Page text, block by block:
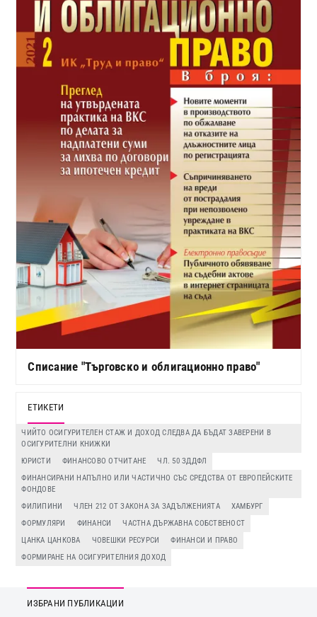
Списание "Търговско и облигационно право"
ЕТИКЕТИ
ЧИЙТО ОСИГУРИТЕЛЕН СТАЖ И ДОХОД СЛЕДВА ДА БЪДАТ ЗАВЕРЕНИ В
ОСИГУРИТЕЛНИ КНИЖКИ
ЮРИСТИ
ФИНАНСОВО ОТЧИТАНЕ
ЧЛ. 50 ЗДДФЛ
ФИНАНСИРАНИ НАПЪЛНО ИЛИ ЧАСТИЧНО СЪС СРЕДСТВА ОТ ЕВРОПЕЙСКИТЕ
ФОНДОВЕ
ФИЛИПИНИ
ЧЛЕН 212 ОТ ЗАКОНА ЗА ЗАДЪЛЖЕНИЯТА
ХАМБУРГ
ФОРМУЛЯРИ
ФИНАНСИ
ЧАСТНА ДЪРЖАВНА СОБСТВЕНОСТ
ЦАНКА ЦАНКОВА
ЧОВЕШКИ РЕСУРСИ
ФИНАНСИ И ПРАВО
ФОРМИРАНЕ НА ОСИГУРИТЕЛНИЯ ДОХОД
ИЗБРАНИ ПУБЛИКАЦИИ